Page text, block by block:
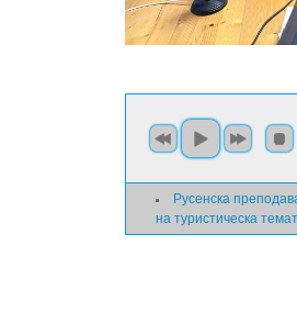
Русенска
на туристическа